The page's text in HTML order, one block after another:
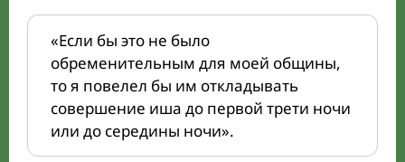
«Если бы это не было
обременительным для моей общины,
то я повелел бы им откладывать
совершение иша до первой трети ночи
или до середины ночи».